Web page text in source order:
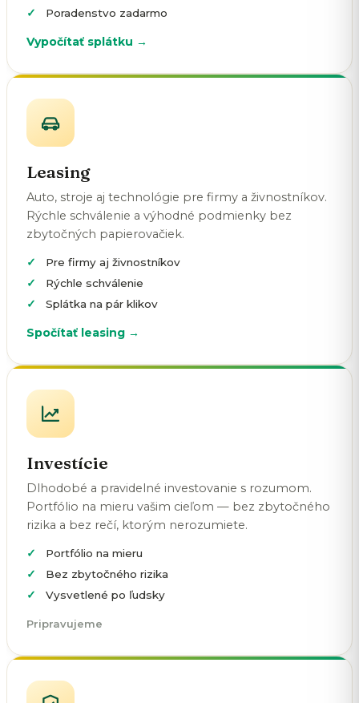
Poradenstvo zadarmo
Vypočítať splátku →
Leasing
Auto, stroje aj technológie pre firmy a živnostníkov.
Rýchle schválenie a výhodné podmienky bez
zbytočných papierovačiek.
Pre firmy aj živnostníkov
Rýchle schválenie
Splátka na pár klikov
Spočítať leasing →
Investície
Dlhodobé a pravidelné investovanie s rozumom.
Portfólio na mieru vašim cieľom — bez zbytočného
rizika a bez rečí, ktorým nerozumiete.
Portfólio na mieru
Bez zbytočného rizika
Vysvetlené po ľudsky
Pripravujeme